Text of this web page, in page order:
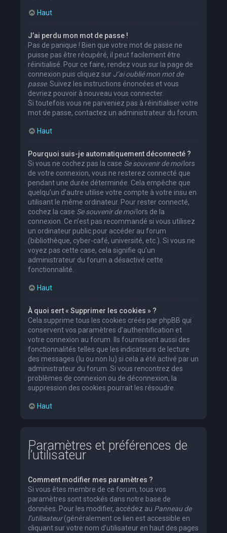
Haut
J’ai perdu mon mot de passe !
Pas de panique ! Bien que votre mot de passe ne
puisse pas être récupéré, il peut facilement être
réinitialisé. Pour ce faire, rendez vous sur la page de
connexion puis cliquez sur J’ai oublié mon mot de
passe. Suivez les instructions énoncées et vous
devriez pouvoir à nouveau vous connecter.
Si toutefois vous ne parveniez pas à réinitialiser votre
mot de passe, contactez un administrateur du forum.
Haut
Pourquoi suis-je automatiquement déconnecté ?
Si vous ne cochez pas la case Se souvenir de moilors
de votre connexion, vous ne resterez connecté que
pendant une durée déterminée. Cela empêche que
quelqu’un d’autre utilise votre compte à votre insu en
utilisant le même ordinateur. Pour rester connecté,
cochez la case Se souvenir de moilors de la
connexion. Ce n’est pas recommandé si vous utilisez
un ordinateur public pour accéder au forum
(bibliothèque, cyber-café, université, etc.). Si vous ne
voyez pas cette case, cela signifie qu’un
administrateur du forum a désactivé cette
fonctionnalité.
Haut
À quoi sert « Supprimer les cookies » ?
Cela supprime tous les cookies créés par phpBB qui
conservent vos paramètres d’authentification et
votre connexion au forum. Ils fournissent aussi des
fonctionnalités telles que les indicateurs de lecture
des messages (lu ou non lu) si cela a été activé par un
administrateur du forum. Si vous rencontrez des
problèmes de connexion ou de déconnexion, la
suppression des cookies pourrait les résoudre.
Haut
Paramètres et préférences de
l’utilisateur
Comment modifier mes paramètres ?
Si vous êtes membre de ce forum, tous vos
paramètres sont stockés dans notre base de
données. Pour les modifier, accédez au Panneau de
l’utilisateur(généralement ce lien est accessible en
cliquant sur votre nom d’utilisateur en haut des pages